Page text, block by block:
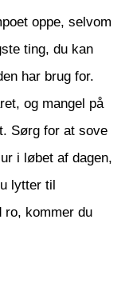
oppe, selvom
ting, du kan
har brug for.
og mangel på
Sørg for at sove
i løbet af dagen,
lytter til
ro, kommer du